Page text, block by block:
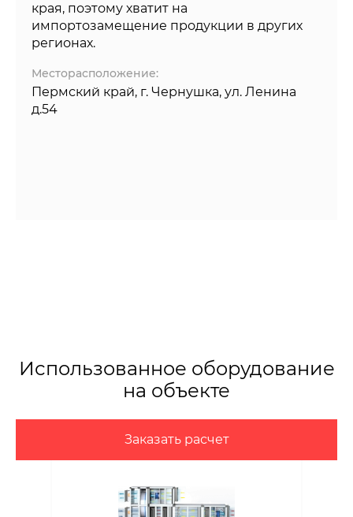
края, поэтому хватит на
импортозамещение продукции в других
регионах.
Месторасположение:
Пермский край, г. Чернушка, ул. Ленина
д.54
Заказать расчет
Использованное оборудование
на объекте